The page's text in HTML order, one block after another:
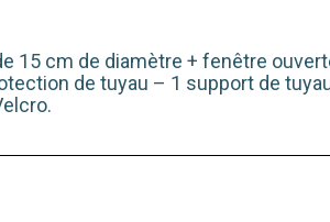
15 cm de diamètre + fenêtre
de tuyau – 1 support de